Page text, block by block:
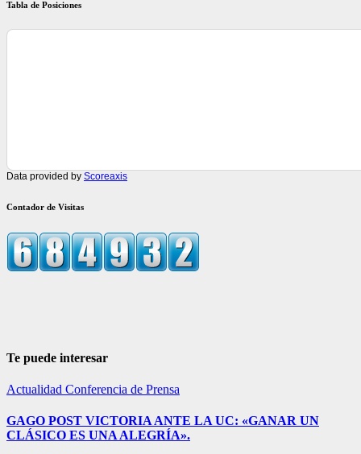
Tabla de Posiciones
Data provided by Scoreaxis
Contador de Visitas
Te puede interesar
Actualidad Conferencia de Prensa
GAGO POST VICTORIA ANTE LA UC: «GANAR UN
CLÁSICO ES UNA ALEGRÍA».